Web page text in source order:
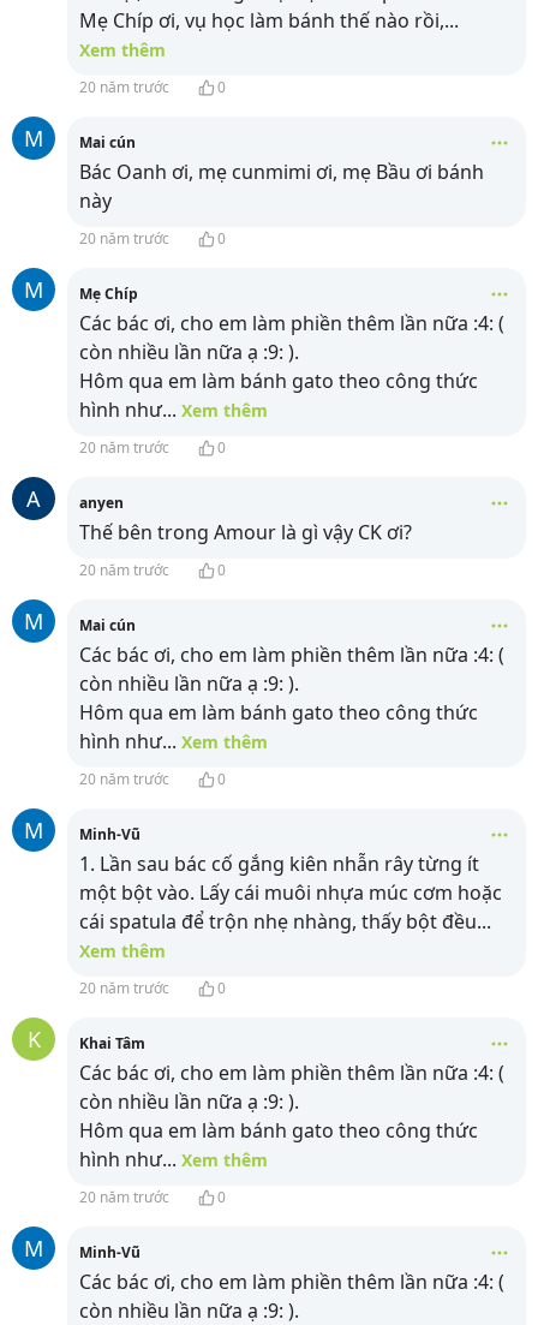
Mẹ Chíp ơi, vụ học làm bánh thế nào rồi,...
Xem thêm
20 năm trước 0
M Mai cún
Bác Oanh ơi, mẹ cunmimi ơi, mẹ Bầu ơi bánh
này
20 năm trước 0
M Mẹ Chíp
Các bác ơi, cho em làm phiền thêm lần nữa :4: (
còn nhiều lần nữa ạ :9: ).
Hôm qua em làm bánh gato theo công thức
hình như... Xem thêm
20 năm trước 0
A anyen
Thế bên trong Amour là gì vậy CK ơi?
20 năm trước 0
M Mai cún
Các bác ơi, cho em làm phiền thêm lần nữa :4: (
còn nhiều lần nữa ạ :9: ).
Hôm qua em làm bánh gato theo công thức
hình như... Xem thêm
20 năm trước 0
M Minh-Vũ
1. Lần sau bác cố gắng kiên nhẫn rây từng ít
một bột vào. Lấy cái muôi nhựa múc cơm hoặc
cái spatula để trộn nhẹ nhàng, thấy bột đều...
Xem thêm
20 năm trước 0
K Khai Tâm
Các bác ơi, cho em làm phiền thêm lần nữa :4: (
còn nhiều lần nữa ạ :9: ).
Hôm qua em làm bánh gato theo công thức
hình như... Xem thêm
20 năm trước 0
M Minh-Vũ
Các bác ơi, cho em làm phiền thêm lần nữa :4: (
còn nhiều lần nữa ạ :9: ).